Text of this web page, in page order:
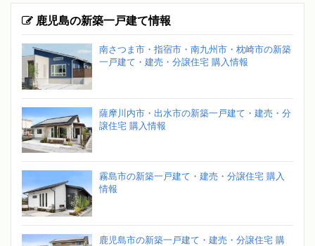
鹿児島の新築一戸建て情報
南さつま市・指宿市・南九州市・枕崎市の新築
一戸建て・建売・分譲住宅 購入情報
薩摩川内市・出水市の新築一戸建て・建売・分
譲住宅 購入情報
霧島市の新築一戸建て・建売・分譲住宅 購入
情報
鹿児島市の新築一戸建て・建売・分譲住宅 購